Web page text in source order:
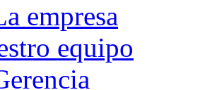
empresa
equipo